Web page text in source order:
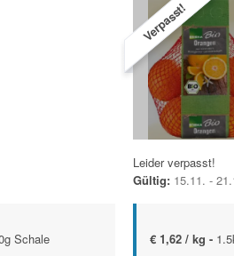
Schale
Verpasst!
Leider verpasst!
Gültig: 15.11. -
€ 1,62 / kg -